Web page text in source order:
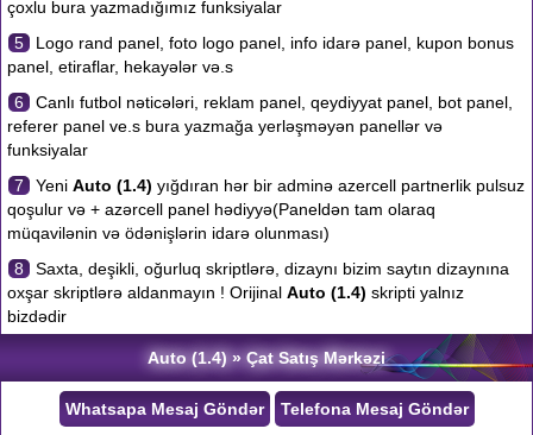
çoxlu bura yazmadığımız funksiyalar
5
Logo rand panel, foto logo panel, info idarə panel, kupon bonus
panel, etiraflar, hekayələr və.s
6
Canlı futbol nəticələri, reklam panel, qeydiyyat panel, bot panel,
referer panel ve.s bura yazmağa yerləşməyən panellər və
funksiyalar
7
Yeni Auto (1.4) yığdıran hər bir adminə azercell partnerlik pulsuz
qoşulur və + azərcell panel hədiyyə(Paneldən tam olaraq
müqavilənin və ödənişlərin idarə olunması)
8
Saxta, deşikli, oğurluq skriptlərə, dizaynı bizim saytın dizaynına
oxşar skriptlərə aldanmayın ! Orijinal Auto (1.4) skripti yalnız
bizdədir
Auto (1.4) » Çat Satış Mərkəzi
Whatsapa Mesaj Göndər Telefona Mesaj Göndər